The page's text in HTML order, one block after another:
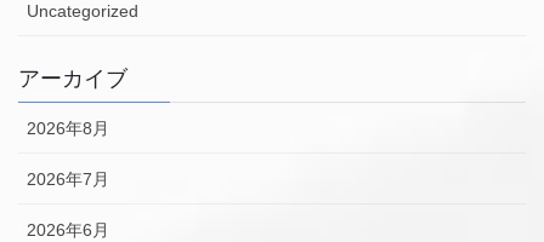
Uncategorized
アーカイブ
2026年8月
2026年7月
2026年6月